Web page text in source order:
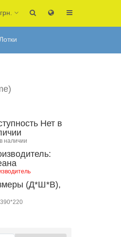
Лотки
Нет в
наличии
(Д*Ш*В),